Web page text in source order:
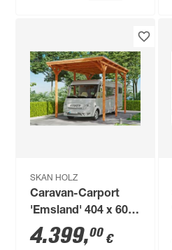
SKAN HOLZ
Caravan-Carport
'Emsland' 404 x 604
cm eiche hell
4.399,00 €